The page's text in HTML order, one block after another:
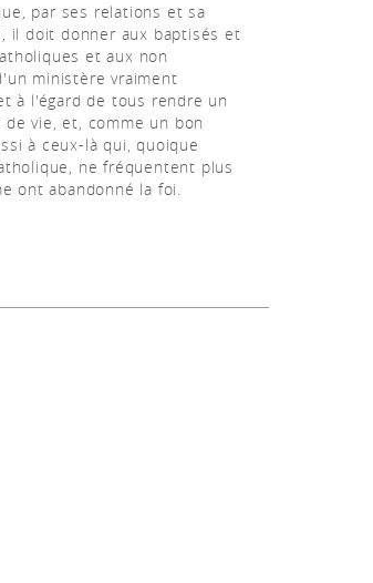
par ses relations et sa
il doit donner aux baptisés et
et aux non
ministère vraiment
à l'égard de tous rendre un
vie, et, comme un bon
à ceux-là qui, quoique
ne fréquentent plus
ont abandonné la foi.